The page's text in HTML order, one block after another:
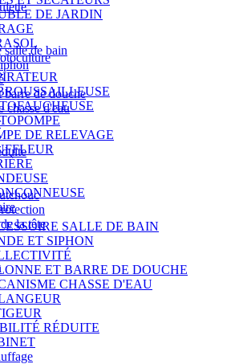
salle de bain
barre de douche
chasse d'eau
la tête
DE JARDIN
DE RELEVAGE
SALLE DE BAIN
ET SIPHON
ET BARRE DE DOUCHE
CHASSE D'EAU
RÉDUITE